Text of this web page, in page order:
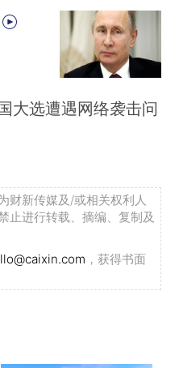
大选遭遇网络袭击问
财新传媒及/或相关权利人
止进行转载、摘编、复制及
，获得书面